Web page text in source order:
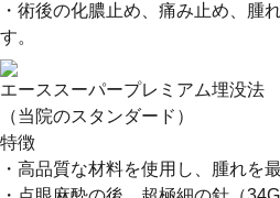
・術後の化膿止め、痛み止め、腫
す。
エーススーパープレミアム埋没法
（当院のスタンダード）
特徴
・高品質な材料を使用し、腫れを